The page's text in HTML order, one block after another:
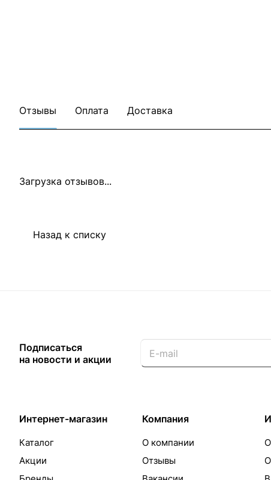
Отзывы Оплата Доставка
Загрузка отзывов...
Назад к списку
Подписаться
на новости и акции
Интернет-магазин
Каталог
Акции
Компания
О компании
Отзывы